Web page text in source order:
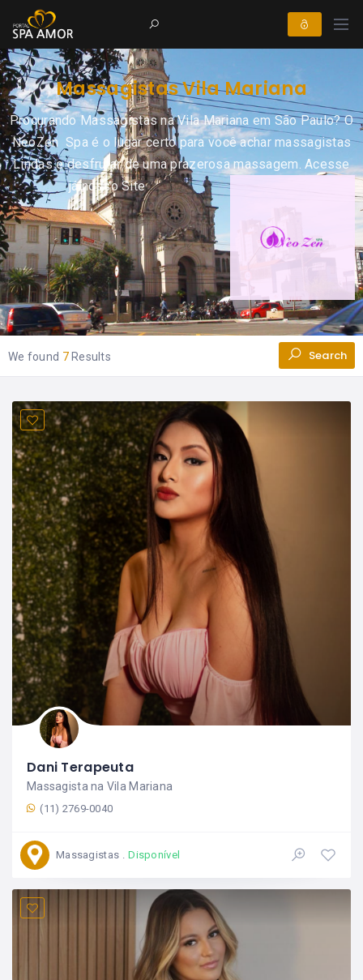
Massagistas Vila Mariana
Procurando Massagistas na Vila Mariana em São Paulo? O
NeoZen Spa é o lugar certo para você achar massagistas
Lindas e desfrutar de uma prazerosa massagem.Acesse
já nosso Site
We found 7 Results Search
Dani Terapeuta
Massagista na Vila Mariana
(11) 2769-0040
Massagistas Disponível